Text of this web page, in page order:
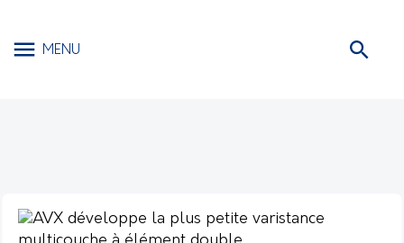
MENU